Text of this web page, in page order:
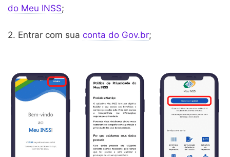
do Meu INSS;
2. Entrar com sua conta do Gov.br;